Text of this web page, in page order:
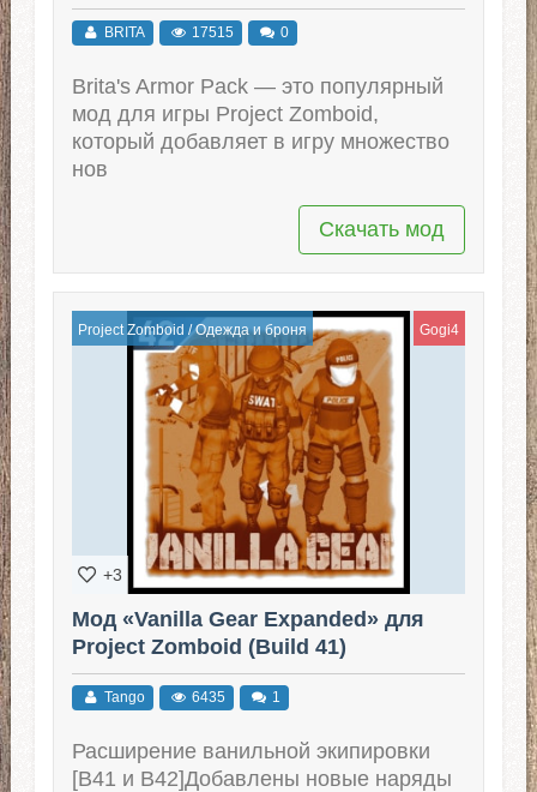
BRITA 17515 0
Brita's Armor Pack — это популярный
мод для игры Project Zomboid,
который добавляет в игру множество
нов
Скачать мод
Project Zomboid /Одежда и броня Gogi4
+3
Мод «Vanilla Gear Expanded» для
Project Zomboid (Build 41)
Tango 6435 1
Расширение ванильной экипировки
[B41 и B42]Добавлены новые наряды